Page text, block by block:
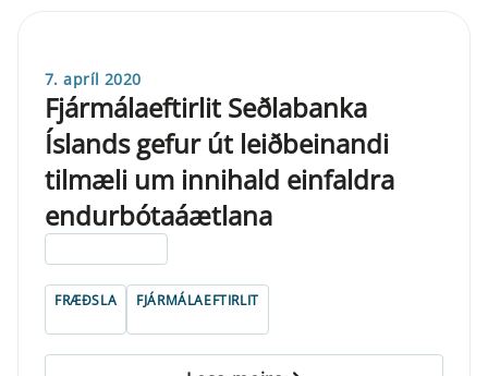
7. apríl 2020
Fjármálaeftirlit Seðlabanka
Íslands gefur út leiðbeinandi
tilmæli um innihald einfaldra
endurbótaáætlana
FRÆÐSLA FJÁRMÁLAEFTIRLIT